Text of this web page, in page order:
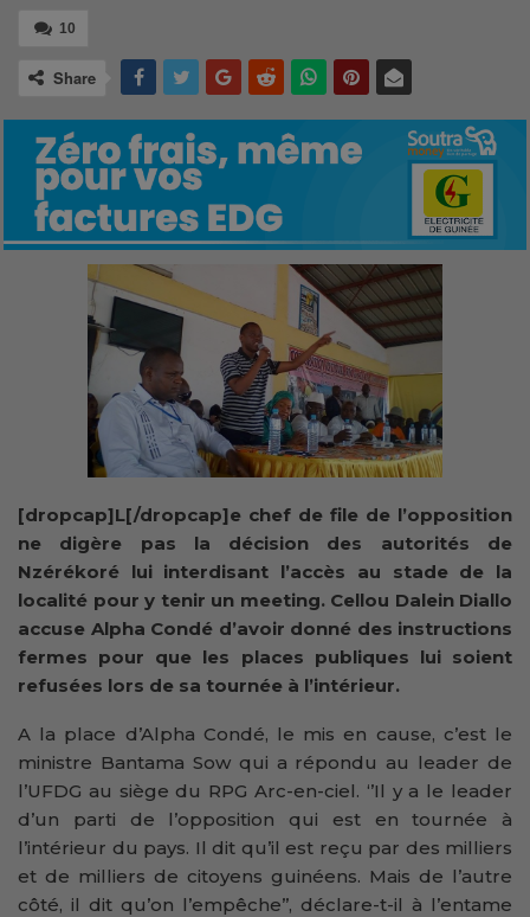
10
Share
[dropcap]L[/dropcap]e chef de file de l’opposition
ne digère pas la décision des autorités de
Nzérékoré lui interdisant l’accès au stade de la
localité pour y tenir un meeting. Cellou Dalein Diallo
accuse Alpha Condé d’avoir donné des instructions
fermes pour que les places publiques lui soient
refusées lors de sa tournée à l’intérieur.
A la place d’Alpha Condé, le mis en cause, c’est le
ministre Bantama Sow qui a répondu au leader de
l’UFDG au siège du RPG Arc-en-ciel. ‘’Il y a le leader
d’un parti de l’opposition qui est en tournée à
l’intérieur du pays. Il dit qu’il est reçu par des milliers
et de milliers de citoyens guinéens. Mais de l’autre
côté, il dit qu’on l’empêche’’, déclare-t-il à l’entame